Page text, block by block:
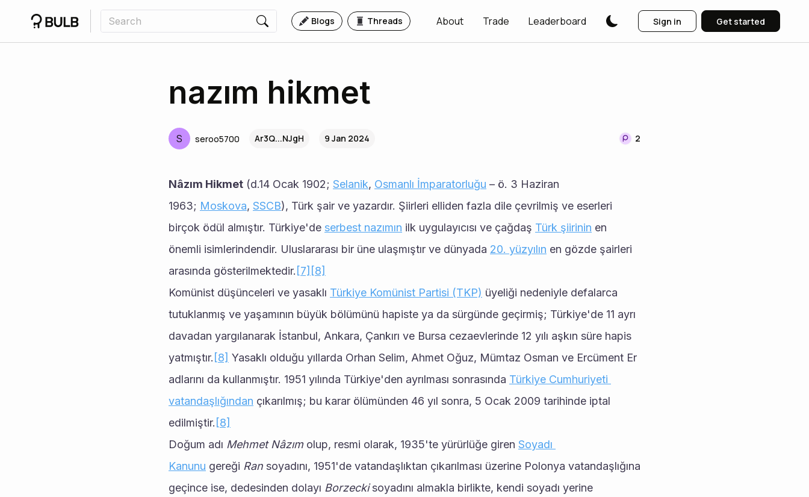
Blogs Threads About Trade Leaderboard Sign in Get started
nazım hikmet
S seroo5700 Ar3Q...NJgH 9 Jan 2024 2
Nâzım Hikmet (d.14 Ocak 1902; Selanik, Osmanlı İmparatorluğu – ö. 3 Haziran
1963; Moskova, SSCB), Türk şair ve yazardır. Şiirleri elliden fazla dile çevrilmiş ve eserleri
birçok ödül almıştır. Türkiye'de serbest nazımın ilk uygulayıcısı ve çağdaş Türk şiirinin en
önemli isimlerindendir. Uluslararası bir üne ulaşmıştır ve dünyada 20. yüzyılın en gözde şairleri
arasında gösterilmektedir. [7] [8]
Komünist düşünceleri ve yasaklı Türkiye Komünist Partisi (TKP) üyeliği nedeniyle defalarca
tutuklanmış ve yaşamının büyük bölümünü hapiste ya da sürgünde geçirmiş; Türkiye'de 11 ayrı
davadan yargılanarak İstanbul, Ankara, Çankırı ve Bursa cezaevlerinde 12 yılı aşkın süre hapis
yatmıştır. [8] Yasaklı olduğu yıllarda Orhan Selim, Ahmet Oğuz, Mümtaz Osman ve Ercüment Er
adlarını da kullanmıştır. 1951 yılında Türkiye'den ayrılması sonrasında Türkiye Cumhuriyeti
vatandaşlığından çıkarılmış; bu karar ölümünden 46 yıl sonra, 5 Ocak 2009 tarihinde iptal
edilmiştir. [8]
Doğum adı Mehmet Nâzım olup, resmi olarak, 1935'te yürürlüğe giren Soyadı
Kanunu gereği Ran soyadını, 1951'de vatandaşlıktan çıkarılması üzerine Polonya vatandaşlığına
geçince ise, dedesinden dolayı Borzecki soyadını almakla birlikte, kendi soyadı yerine